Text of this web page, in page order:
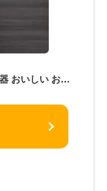
象印 圧力IH炊飯器 炎舞炊き NW-UU07 4合炊 炊飯器 おいしい お米 NWUU07 炊飯ジャー ブラック ホワイト 豪炎かまど釜 ZOJIRUSHI